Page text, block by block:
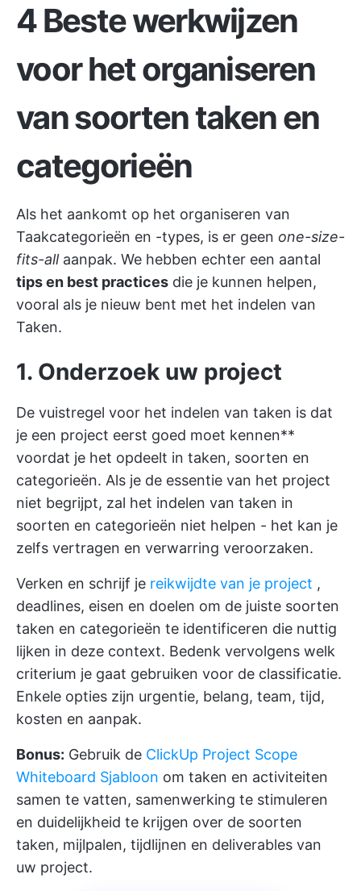
4 Beste werkwijzen
voor het organiseren
van soorten taken en
categorieën
Als het aankomt op het organiseren van
Taakcategorieën en -types, is er geen one-size-
fits-allaanpak. We hebben echter een aantal
tips en best practices die je kunnen helpen,
vooral als je nieuw bent met het indelen van
Taken.
1. Onderzoek uw project
De vuistregel voor het indelen van taken is dat
je een project eerst goed moet kennen**
voordat je het opdeelt in taken, soorten en
categorieën. Als je de essentie van het project
niet begrijpt, zal het indelen van taken in
soorten en categorieën niet helpen - het kan je
zelfs vertragen en verwarring veroorzaken.
Verken en schrijf je reikwijdte van je project ,
deadlines, eisen en doelen om de juiste soorten
taken en categorieën te identificeren die nuttig
lijken in deze context. Bedenk vervolgens welk
criterium je gaat gebruiken voor de classificatie.
Enkele opties zijn urgentie, belang, team, tijd,
kosten en aanpak.
Bonus: Gebruik de ClickUp Project Scope
Whiteboard Sjabloon om taken en activiteiten
samen te vatten, samenwerking te stimuleren
en duidelijkheid te krijgen over de soorten
taken, mijlpalen, tijdlijnen en deliverables van
uw project.